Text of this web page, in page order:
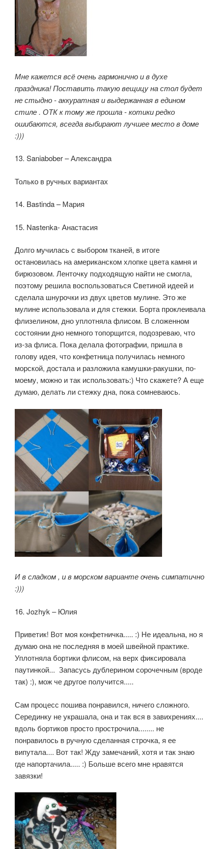
Мне кажется всё очень гармонично и в духе
праздника! Поставить такую вещицу на столбудет
не стыдно - аккуратная и выдержанная в едином
стиле . ОТК к тому же прошла - котики редко
ошибаются, всегда выбирают лучшее место в доме
:)))
13. Saniabober – Александра
Только в ручных вариантах
14. Bastinda – Мария
15. Nastenka- Анастасия
Долго мучилась с выбором тканей, в итоге
остановилась на американском хлопке цвета камня и
бирюзовом. Ленточку подходящую найти не смогла,
поэтому решила воспользоваться Светиной идеей и
сделала шнурочки из двух цветов мулине. Это же
мулине использовала и для стежки. Борта проклеивала
флизелином, дно уплотняла флисом. В сложенном
состоянии дно немного топорщится, подозреваю, что
из-за флиса. Пока делала фотографии, пришла в
голову идея, что конфетница получилась немного
морской, достала и разложила камушки-ракушки, по-
моему, можно и так использовать:) Что скажете? А еще
думаю, делать ли стежку дна, пока сомневаюсь.
И в сладком , и в морском варианте очень симпатично
:)))
16. Jozhyk – Юлия
Приветик! Вот моя конфетничка..... :) Не идеальна, но я
думаю она не последняя в моей швейной практике.
Уплотняла бортики флисом, на верх фиксировала
паутинкой... Запасусь дублерином сорочечным (вроде
так) :), мож че другое получится.....
Сам процесс пошива понравился, ничего сложного.
Серединку не украшала, она и так вся в завихрениях....
вдоль бортиков просто прострочила........ не
понравилось в ручную сделанная строчка, я ее
випутала.... Вот так! Жду замечаний, хотя и так знаю
где напортачила..... :) Больше всего мне нравятся
завязки!